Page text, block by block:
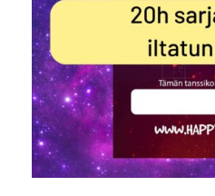
LISÄÄ OSTOSKORIIN